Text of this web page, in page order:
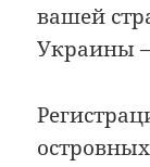
вашей
Украины